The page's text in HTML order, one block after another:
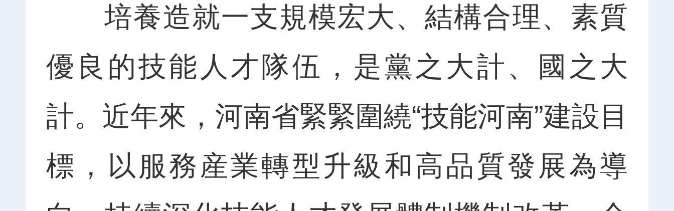
培養造就一支規模宏大、結構合理、素質
優良的技能人才隊伍，是黨之大計、國之大
計。近年來，河南省緊緊圍繞“技能河南”建設目
標，以服務産業轉型升級和高品質發展為導